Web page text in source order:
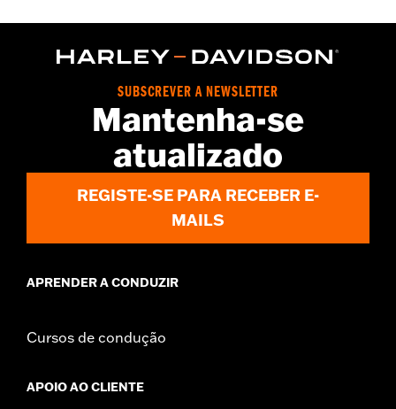
Collection:Genuine Motorclothes
d.com/warrantyfor full details
SUBSCREVER A NEWSLETTER
Mantenha-se
atualizado
REGISTE-SE PARA RECEBER E-
MAILS
APRENDER A CONDUZIR
Cursos de condução
APOIO AO CLIENTE